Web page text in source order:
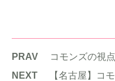
PRAV
コモンズの視点
NEXT
【名古屋】コモンズ投信